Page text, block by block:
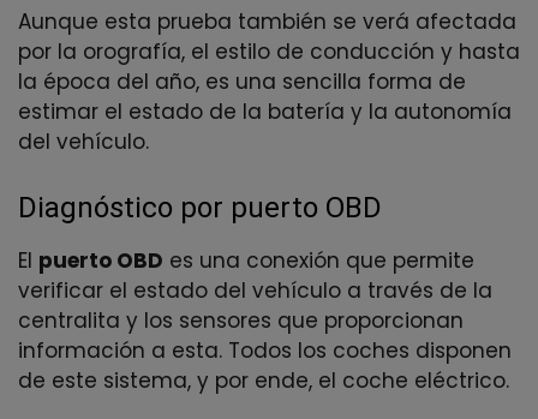
Aunque esta prueba también se verá afectada
por la orografía, el estilo de conducción y hasta
la época del año, es una sencilla forma de
estimar el estado de la batería y la autonomía
del vehículo.
Diagnóstico por puerto OBD
El puerto OBD es una conexión que permite
verificar el estado del vehículo a través de la
centralita y los sensores que proporcionan
información a esta. Todos los coches disponen
de este sistema, y por ende, el coche eléctrico.